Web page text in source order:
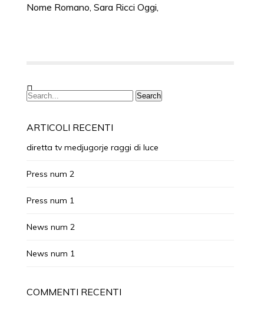
Nome Romano, Sara Ricci Oggi,
ARTICOLI RECENTI
diretta tv medjugorje raggi di luce
Press num 2
Press num 1
News num 2
News num 1
COMMENTI RECENTI